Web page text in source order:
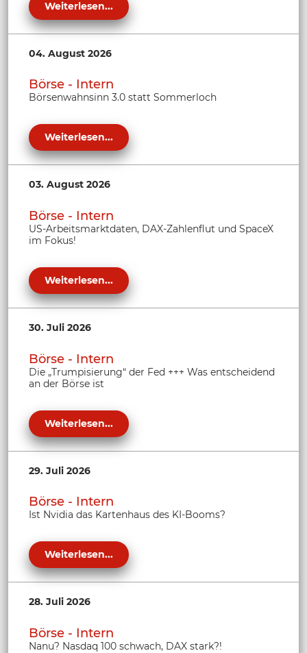
Weiterlesen...
04. August 2026
Börse - Intern
Börsenwahnsinn 3.0 statt Sommerloch
Weiterlesen...
03. August 2026
Börse - Intern
US-Arbeitsmarktdaten, DAX-Zahlenflut und SpaceX
im Fokus!
Weiterlesen...
30. Juli 2026
Börse - Intern
Die „Trumpisierung“ der Fed +++ Was entscheidend
an der Börse ist
Weiterlesen...
29. Juli 2026
Börse - Intern
Ist Nvidia das Kartenhaus des KI-Booms?
Weiterlesen...
28. Juli 2026
Börse - Intern
Nanu? Nasdaq 100 schwach, DAX stark?!